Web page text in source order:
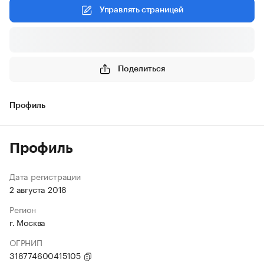
Управлять страницей
Поделиться
Профиль
Профиль
Дата регистрации
2 августа 2018
Регион
г. Москва
ОГРНИП
318774600415105